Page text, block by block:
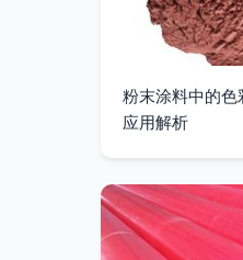
粉末涂料中的
应用解析